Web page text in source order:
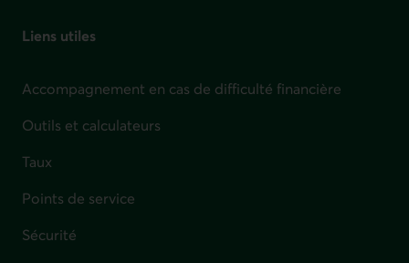
Liens utiles
Accompagnement en cas de difficulté financière
Outils et calculateurs
Taux
Points de service
Sécurité